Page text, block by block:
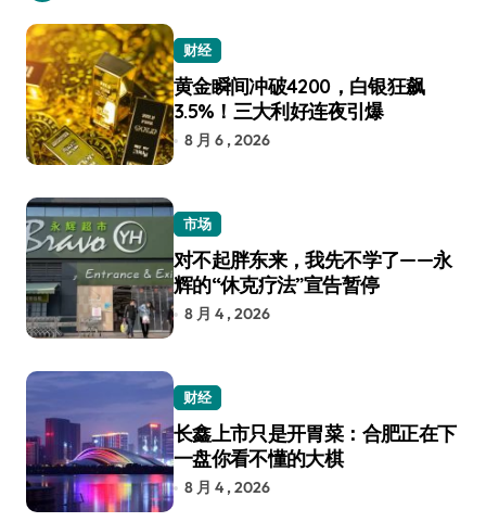
财经
黄金瞬间冲破4200，白银狂飙
3.5%！三大利好连夜引爆
8 月 6 , 2026
市场
对不起胖东来，我先不学了——永
辉的“休克疗法”宣告暂停
8 月 4 , 2026
财经
长鑫上市只是开胃菜：合肥正在下
一盘你看不懂的大棋
8 月 4 , 2026